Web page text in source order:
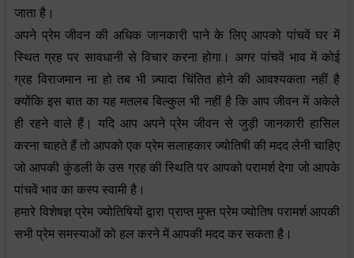
जाता है।
अपने प्रेम जीवन की अधिक जानकारी पाने के लिए आपको पांचवें घर में
स्थित ग्रह पर सावधानी से विचार करना होगा। अगर पांचवें भाव में कोई
ग्रह विराजमान ना हो तब भी ज़्यादा चिंतित होने की आवश्यकता नहीं है
क्योंकि इस बात का यह मतलब बिल्कुल भी नहीं है कि आप जीवन में अकेले
ही रहने वाले हैं। यदि आप अपने प्रेम जीवन से जुड़ी जानकारी हासिल
करना चाहते हैं तो आपको एक प्रेम सलाहकार ज्योतिषी की मदद लेनी चाहिए
जो आपकी कुंडली के उस ग्रह की स्थिति पर आपको परामर्श देगा जो आपके
पांचवें भाव का कस्प स्वामी है।
हमारे विशेषज्ञ प्रेम ज्योतिषियों द्वारा प्राप्त मुफ्त प्रेम ज्योतिष परामर्श आपकी
सभी प्रेम समस्याओं को हल करने में आपकी मदद कर सकता है।